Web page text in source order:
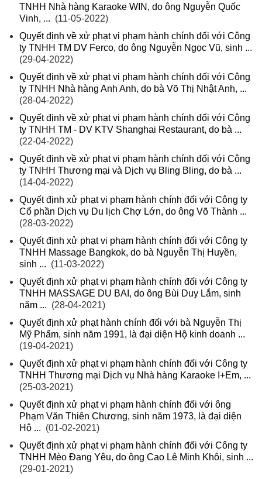
TNHH Nhà hàng Karaoke WIN, do ông Nguyễn Quốc
Vinh, ... (11-05-2022)
Quyết định về xử phạt vi phạm hành chính đối với Công
ty TNHH TM DV Ferco, do ông Nguyễn Ngọc Vũ, sinh ...
(29-04-2022)
Quyết định về xử phạt vi phạm hành chính đối với Công
ty TNHH Nhà hàng Anh Anh, do bà Võ Thị Nhật Anh, ...
(28-04-2022)
Quyết định về xử phạt vi phạm hành chính đối với Công
ty TNHH TM - DV KTV Shanghai Restaurant, do bà ...
(22-04-2022)
Quyết định về xử phạt vi phạm hành chính đối với Công
ty TNHH Thương mại và Dịch vụ Bling Bling, do bà ...
(14-04-2022)
Quyết định xử phạt vi phạm hành chính đối với Công ty
Cổ phần Dịch vụ Du lịch Chợ Lớn, do ông Võ Thành ...
(28-03-2022)
Quyết định xử phạt vi phạm hành chính đối với Công ty
TNHH Massage Bangkok, do bà Nguyễn Thị Huyền,
sinh ... (11-03-2022)
Quyết định xử phạt vi phạm hành chính đối với Công ty
TNHH MASSAGE DU BAI, do ông Bùi Duy Lắm, sinh
năm ... (28-04-2021)
Quyết định xử phạt hành chính đối với bà Nguyễn Thị
Mỹ Phẩm, sinh năm 1991, là đại diện Hộ kinh doanh ...
(19-04-2021)
Quyết định xử phạt vi phạm hành chính đối với Công ty
TNHH Thương mại Dịch vụ Nhà hàng Karaoke I+Em, ...
(25-03-2021)
Quyết định xử phạt vi phạm hành chính đối với ông
Phạm Văn Thiên Chương, sinh năm 1973, là đại diện
Hộ ... (01-02-2021)
Quyết định xử phạt vi phạm hành chính đối với Công ty
TNHH Mèo Đang Yêu, do ông Cao Lê Minh Khôi, sinh ...
(29-01-2021)